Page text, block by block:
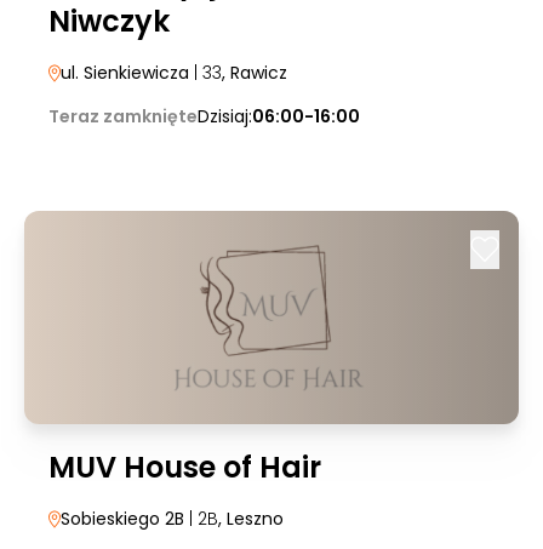
Niwczyk
ul. Sienkiewicza | 33, Rawicz
Teraz zamknięteDzisiaj:06:00-16:00
MUV House of Hair
Sobieskiego 2B | 2B, Leszno